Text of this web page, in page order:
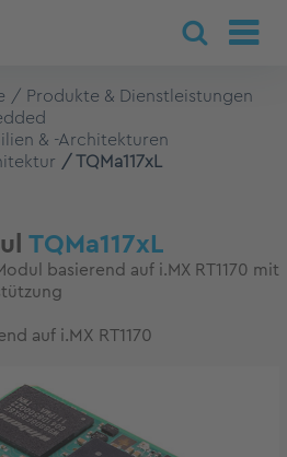
Produkte & Dienstleistungen
& -Architekturen
TQMa117xL
TQMa117xL
basierend auf i.MX RT1170 mit
auf i.MX RT1170